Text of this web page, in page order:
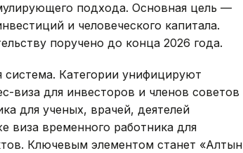
подхода. Основная цель —
и человеческого капитала.
поручено до конца 2026 года.
Категории унифицируют
виза для инвесторов и членов советов
для ученых, врачей, деятелей
виза временного работника для
Ключевым элементом станет «Алтын